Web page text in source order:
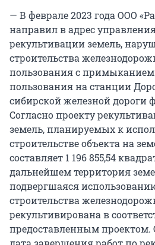
— В феврале 2023 года ООО
направил в адрес
рекультивации земель,
строительства
пользования с
пользования на станции
сибирской железной дороги
Согласно проекту
земель, планируемых к
строительстве объекта на
составляет 1 196 855,54
дальнейшем территория
подвергшаяся
строительства
рекультивирована в
предоставленным